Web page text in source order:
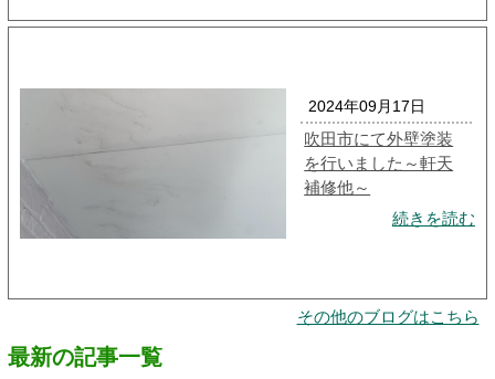
2024年09月17日
吹田市にて外壁塗装
を行いました～軒天
補修他～
続きを読む
その他のブログはこちら
最新の記事一覧